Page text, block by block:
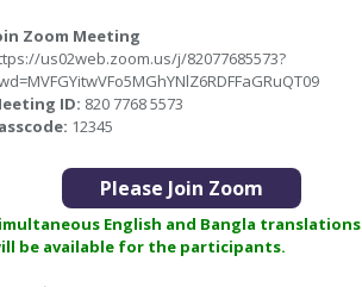
Zoom Meeting
us02web.zoom.us/j/82077685573?
ID: 820 7768 5573
12345
Please Join Zoom
English and Bangla translations
be available for the participants.